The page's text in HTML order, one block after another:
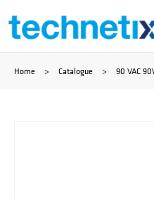
Saltar
contenido
Home > Catalogue > 90 VAC